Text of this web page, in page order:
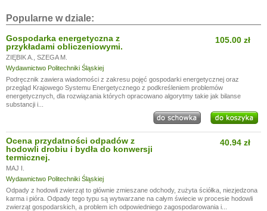
Popularne w dziale:
Gospodarka energetyczna z
przykładami obliczeniowymi.
ZIĘBIK A.
SZEGA M.
Wydawnictwo Politechniki Śląskiej
105.00 zł
Podręcznik zawiera wiadomości z zakresu pojęć gospodarki energetycznej oraz
przegląd Krajowego Systemu Energetycznego z podkreśleniem problemów
energetycznych, dla rozwiązania których opracowano algorytmy takie jak bilanse
substancji i...
Ocena przydatności odpadów z
hodowli drobiu i bydła do konwersji
termicznej.
MAJ I.
Wydawnictwo Politechniki Śląskiej
40.94 zł
Odpady z hodowli zwierząt to głównie zmieszane odchody, zużyta ściółka, niezjedzona
karma i pióra. Odpady tego typu są wytwarzane na całym świecie w procesie hodowli
zwierząt gospodarskich, a problem ich odpowiedniego zagospodarowania i...